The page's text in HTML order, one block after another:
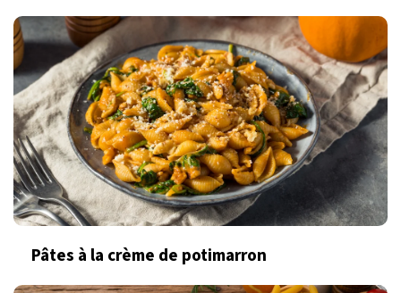
Pâtes à la crème de potimarron